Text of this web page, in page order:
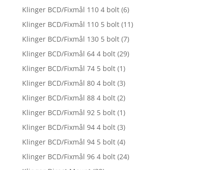
Klinger BCD/Fixmål 110 4 bolt (6)
Klinger BCD/Fixmål 110 5 bolt (11)
Klinger BCD/Fixmål 130 5 bolt (7)
Klinger BCD/Fixmål 64 4 bolt (29)
Klinger BCD/Fixmål 74 5 bolt (1)
Klinger BCD/Fixmål 80 4 bolt (3)
Klinger BCD/Fixmål 88 4 bolt (2)
Klinger BCD/Fixmål 92 5 bolt (1)
Klinger BCD/Fixmål 94 4 bolt (3)
Klinger BCD/Fixmål 94 5 bolt (4)
Klinger BCD/Fixmål 96 4 bolt (24)